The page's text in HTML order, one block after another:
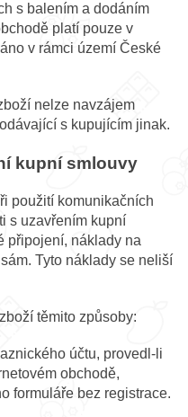
s balením a dodáním
platí pouze v
v rámci území České
nelze navzájem
s kupujícím jinak.
kupní smlouvy
použití komunikačních
s uzavřením kupní
připojení, náklady na
Tyto náklady se neliší
těmito způsoby:
účtu, provedl-li
obchodě,
formuláře bez registrace.